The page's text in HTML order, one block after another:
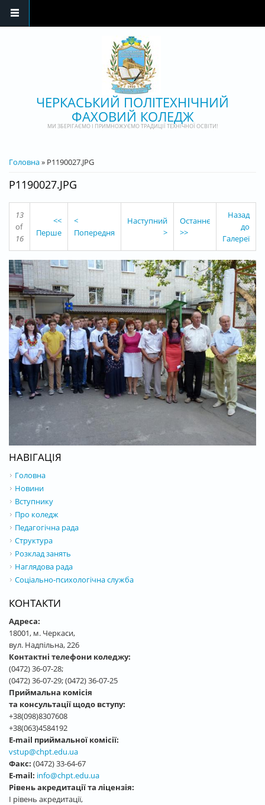
ЧЕРКАСЬКИЙ ПОЛІТЕХНІЧНИЙ
ФАХОВИЙ КОЛЕДЖ
МИ ЗБЕРІГАЄМО І ПРИМНОЖУЄМО ТРАДИЦІЇ ТЕХНІЧНОЇ ОСВІТИ!
ВИ Є ТУТ
Головна» P1190027.JPG
P1190027.JPG
13
of
16
<<
Перше
<
Попередня
Наступний
>
Останнє
>>
Назад
до
Галереї
НАВІГАЦІЯ
Головна
Новини
Вступнику
Про коледж
Педагогічна рада
Структура
Розклад занять
Наглядова рада
Соціально-психологічна служба
КОНТАКТИ
Адреса:
18001, м. Черкаси,
вул. Надпільна, 226
Контактні телефони коледжу:
(0472) 36-07-28;
(0472) 36-07-29; (0472) 36-07-25
Приймальна комісія
та консультації щодо вступу:
+38(098)8307608
+38(063)4584192
E-mail приймальної комісії:
vstup@chpt.edu.ua
Факс: (0472) 33-64-67
E-mail: info@chpt.edu.ua
Рівень акредитації та ліцензія:
І рівень акредитації,